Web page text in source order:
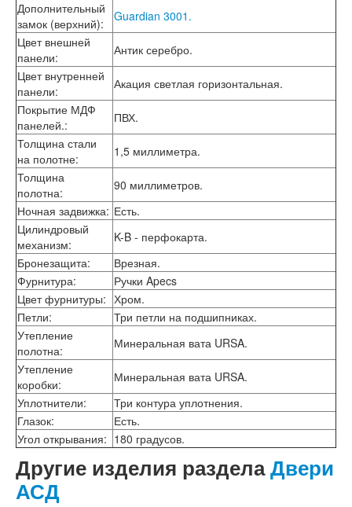
Интекрон Брайтон Антрацит
Интекрон Вектор
Интекрон Гектор
Интекрон Греция
Интекрон Италия
Интекрон Колизей
Интекрон Колизей Белый
Интекрон Неаполь
Интекрон Олимпия
Интекрон Премьера
Интекрон Профит
Интекрон Ронда
Интекрон Сицилия
Интекрон Спарта Белая
Интекрон Спарта Грей
Интекрон Термо
Интекрон Тетра
Интекрон Фараон
Интекрон Форте
Двери АСД
Двери Ратибор
Двери Аргус
Тамбурные двери
Межкомнатные двери
Двери Альберо
Альянс
Вест
Галерея
Геометрия
Графика
Империя
Дополнительный
замок (верхний):
Guardian 3001.
Цвет внешней
панели:
Антик серебро.
Цвет внутренней
панели:
Акация светлая горизонтальная.
Покрытие МДФ
панелей.:
ПВХ.
Толщина стали
на полотне:
1,5 миллиметра.
Толщина
полотна:
90 миллиметров.
Ночная задвижка: Есть.
Цилиндровый
механизм:
K-B - перфокарта.
Бронезащита:
Врезная.
Фурнитура:
Ручки Apecs
Цвет фурнитуры: Хром.
Петли:
Три петли на подшипниках.
Утепление
полотна:
Минеральная вата URSA.
Утепление
коробки:
Минеральная вата URSA.
Уплотнители:
Три контура уплотнения.
Глазок:
Есть.
Угол открывания: 180 градусов.
Другие изделия разделаДвери
АСД